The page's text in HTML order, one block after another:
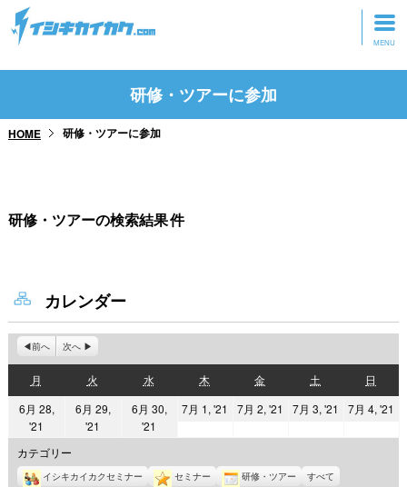
トップページ
研修・ツアーに参加
研修・ツアーに参加
HOME 研修・ツアーに参加
研修・ツアーの検索結果件
カレンダー
前へ 次へ
月
曜
日
火
曜
日
水水
曜
日
木
曜
日
金金
曜
日
土
曜
日
日
曜
日
6月 28,
'21
年
6
6月 29,
'21
6
6月 30,
'21
6
7月 1, '21
2021
月
7月 2, '21
2021
月
7月 3, '21
2021
月
7月 4, '21
カテゴリー
イシキカイカクセミナー セミナー 研修・ツアー すべて